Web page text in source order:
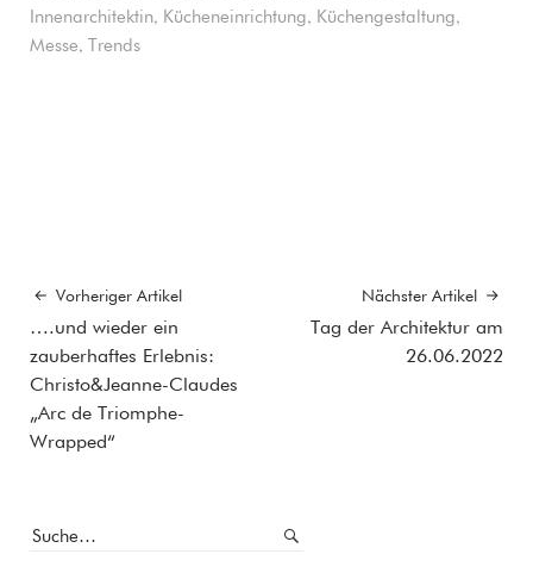
Innenarchitektin, Kücheneinrichtung, Küchengestaltung,
Messe, Trends
Vorheriger Artikel
….und wieder ein
zauberhaftes Erlebnis:
Christo&Jeanne-Claudes
„Arc de Triomphe-
Wrapped“
Nächster Artikel
Tag der Architektur am
26.06.2022